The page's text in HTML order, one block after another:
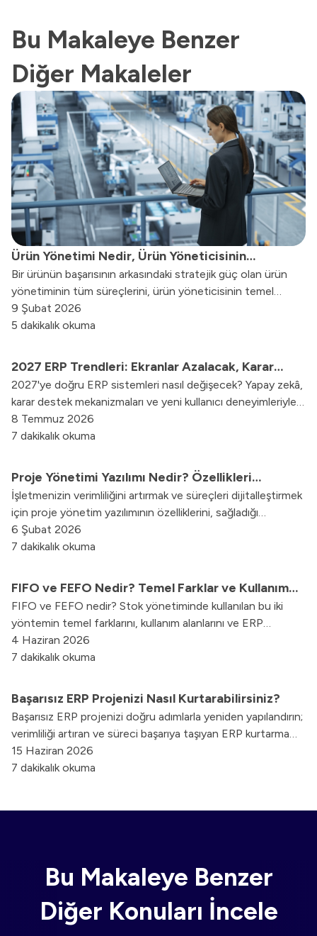
Bu Makaleye Benzer
Diğer Makaleler
Ürün Yönetimi Nedir, Ürün Yöneticisinin
Görevleri Nelerdir?
Bir ürünün başarısının arkasındaki stratejik güç olan ürün
yönetiminin tüm süreçlerini, ürün yöneticisinin temel
sorumluluklarını ve kullanılan modern metodolojileri bu
yazımızda inceledik.
9 Şubat 2026
5 dakikalık okuma
2027 ERP Trendleri: Ekranlar Azalacak, Karar
Destek Artacak
2027'ye doğru ERP sistemleri nasıl değişecek? Yapay zekâ,
karar destek mekanizmaları ve yeni kullanıcı deneyimleriyle
ERP dünyasında öne çıkması beklenen trendleri keşfedin.
8 Temmuz 2026
7 dakikalık okuma
Proje Yönetimi Yazılımı Nedir? Özellikleri
Nelerdir?
İşletmenizin verimliliğini artırmak ve süreçleri dijitalleştirmek
için proje yönetim yazılımının özelliklerini, sağladığı
avantajları keşfedin.
6 Şubat 2026
7 dakikalık okuma
FIFO ve FEFO Nedir? Temel Farklar ve Kullanım
Alanları
FIFO ve FEFO nedir? Stok yönetiminde kullanılan bu iki
yöntemin temel farklarını, kullanım alanlarını ve ERP
sistemleriyle nasıl yönetilebildiğini keşfedin.
4 Haziran 2026
7 dakikalık okuma
Başarısız ERP Projenizi Nasıl Kurtarabilirsiniz?
Başarısız ERP projenizi doğru adımlarla yeniden yapılandırın;
verimliliği artıran ve süreci başarıya taşıyan ERP kurtarma
stratejilerini keşfedin.
15 Haziran 2026
7 dakikalık okuma
Bu Makaleye Benzer
Diğer Konuları İncele